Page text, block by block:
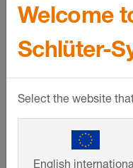
Welcome
Schlüter-
Select the website
English